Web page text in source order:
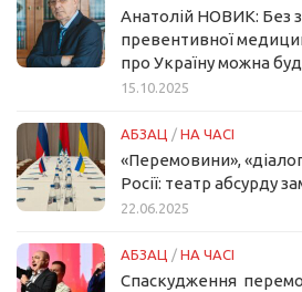
Анатолій НОВИК: Без
превентивної
про Україну можна
15.10.2025
АБЗАЦ / НА ЧАСІ
«Перемовини»,
Росії: театр абсурду
22.06.2025
АБЗАЦ / НА ЧАСІ
Спаскудження